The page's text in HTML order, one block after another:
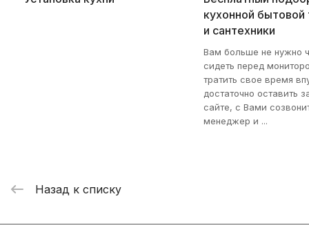
кухонной бытовой
и сантехники
Вам больше не нужно
сидеть перед
тратить свое время
достаточно оставить
сайте, с Вами
менеджер и ...
Назад к списку